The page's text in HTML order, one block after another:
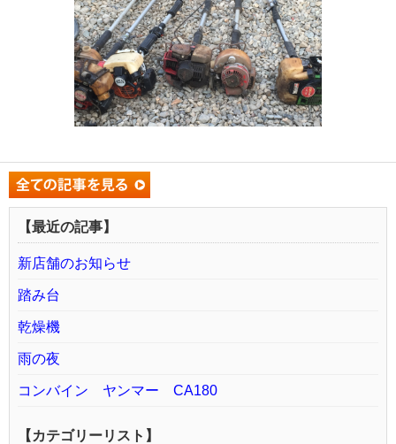
【最近の記事】
新店舗のお知らせ
踏み台
乾燥機
雨の夜
コンバイン ヤンマー CA180
【カテゴリーリスト】